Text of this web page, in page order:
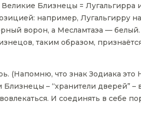
Близнецы = Лугальгирра
например, Лугальгирру
ворон, а Месламтаэа — белый.
таким образом,
(Напомню, что знак Зодиака это
– “хранители дверей” –
И соединять в себе